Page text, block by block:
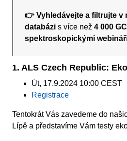
👉 Vyhledávejte a filtrujte v
databázi s více než4 000
spektroskopickými
1. ALS Czech Republic:
Út, 17.9.2024 10:00 CEST
Registrace
Tentokrát Vás zavedeme do
Lípě a představíme Vám testy